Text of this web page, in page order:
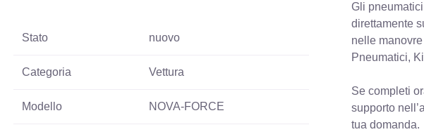
Stato nuovo
Categoria Vettura
Modello NOVA-FORCE
Gli
direttamente
nelle
Pneumatici,
Se completi
supporto
tua domanda.